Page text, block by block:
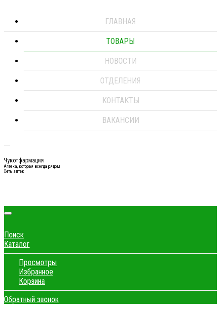
ГЛАВНАЯ
ТОВАРЫ
НОВОСТИ
ОТДЕЛЕНИЯ
КОНТАКТЫ
ВАКАНСИИ
Чукотфармация
Аптека, которая всегда рядом
Сеть аптек
Поиск
Каталог
Просмотры
Избранное
Корзина
Обратный звонок